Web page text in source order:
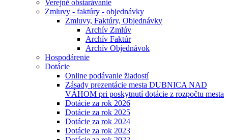
Verejné obstarávanie
Zmluvy - faktúry - objednávky
Zmluvy, Faktúry, Objednávky
Archív Zmlúv
Archív Faktúr
Archív Objednávok
Hospodárenie
Dotácie
Online podávanie žiadostí
Zásady prezentácie mesta DUBNICA NAD
VÁHOM pri poskytnutí dotácie z rozpočtu mesta
Dotácie za rok 2026
Dotácie za rok 2025
Dotácie za rok 2024
Dotácie za rok 2023